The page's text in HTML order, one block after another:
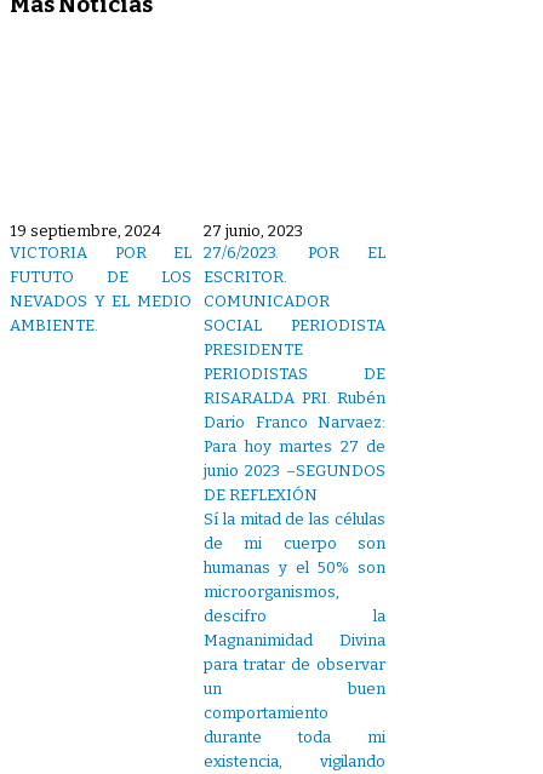
19 septiembre, 2024
VICTORIA POR EL
FUTUTO DE LOS
NEVADOS Y EL MEDIO
AMBIENTE.
27 junio, 2023
27/6/2023. POR EL
ESCRITOR.
COMUNICADOR
SOCIAL PERIODISTA
PRESIDENTE
PERIODISTAS DE
RISARALDA PRI. Rubén
Dario Franco Narvaez:
Para hoy martes 27 de
junio 2023 –SEGUNDOS
DE REFLEXIÓN
Sí la mitad de las células
de mi cuerpo son
humanas y el 50% son
microorganismos,
descifro la
Magnanimidad Divina
para tratar de observar
un buen
comportamiento
durante toda mi
existencia, vigilando